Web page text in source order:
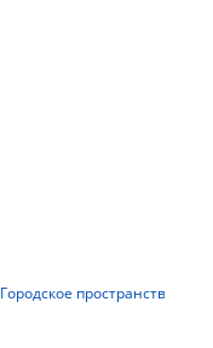
Городское пространство